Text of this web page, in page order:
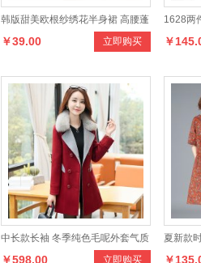
韩版甜美欧根纱绣花半身裙 高腰蓬
蓬裙短裙 立即购买
￥39.00
1628两
￥
中长款长袖 冬季纯色毛呢外套气质
立即购买
￥598.00
夏新款
￥